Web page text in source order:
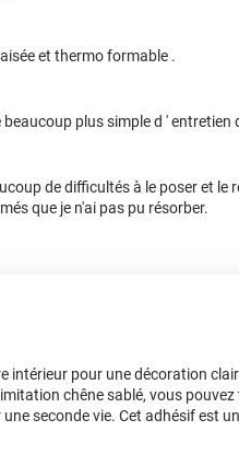
et thermo formable .
plus simple d ' entretien
de difficultés à le poser et le
que je n'ai pas pu résorber.
intérieur pour une décoration
chêne sablé, vous
seconde vie. Cet adhésif est